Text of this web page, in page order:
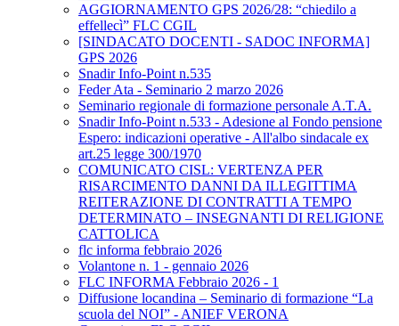
AGGIORNAMENTO GPS 2026/28: “chiedilo a
effellecì” FLC CGIL
[SINDACATO DOCENTI - SADOC INFORMA]
GPS 2026
Snadir Info-Point n.535
Feder Ata - Seminario 2 marzo 2026
Seminario regionale di formazione personale A.T.A.
Snadir Info-Point n.533 - Adesione al Fondo pensione
Espero: indicazioni operative - All'albo sindacale ex
art.25 legge 300/1970
COMUNICATO CISL: VERTENZA PER
RISARCIMENTO DANNI DA ILLEGITTIMA
REITERAZIONE DI CONTRATTI A TEMPO
DETERMINATO – INSEGNANTI DI RELIGIONE
CATTOLICA
flc informa febbraio 2026
Volantone n. 1 - gennaio 2026
FLC INFORMA Febbraio 2026 - 1
Diffusione locandina – Seminario di formazione “La
scuola del NOI” - ANIEF VERONA